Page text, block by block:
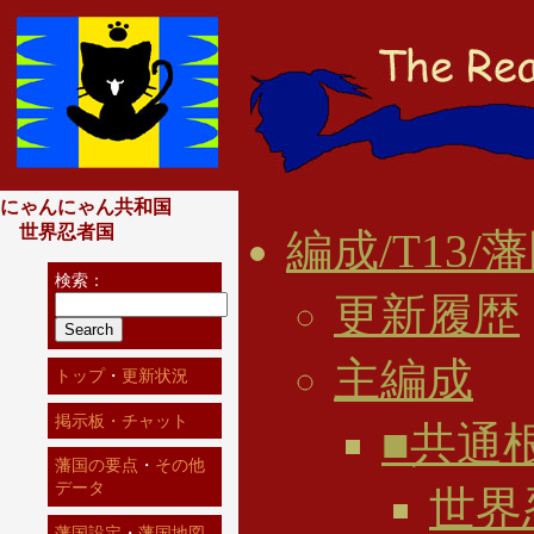
編成/T13/
更新履歴
主編成
■共通
世界
にゃんにゃん共和国
世界忍者国
検索：
トップ・ 更新状況
掲示板・チャット
藩国の要点 ・ その他
データ